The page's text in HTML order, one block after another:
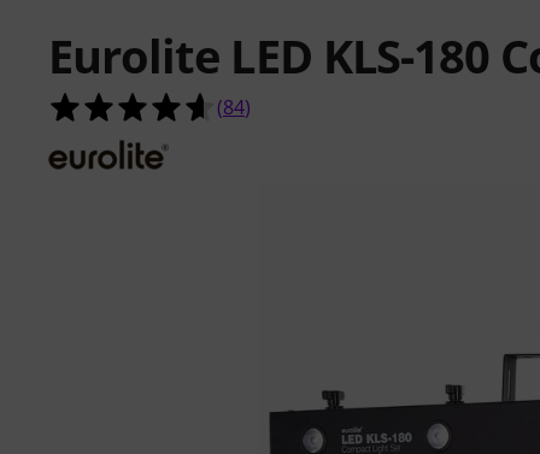
Eurolite LED KLS-180
4.6 von 5 Sternen aus 84
(84)